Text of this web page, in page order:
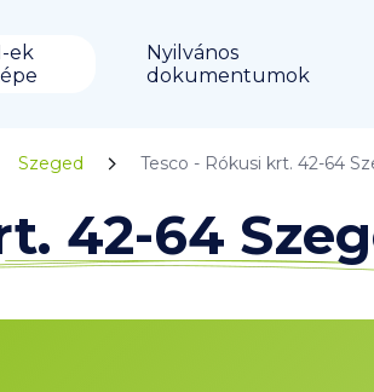
ek
Nyilvános
dokumentumok
Szeged Tesco - Rókusi krt. 42-64
42-64